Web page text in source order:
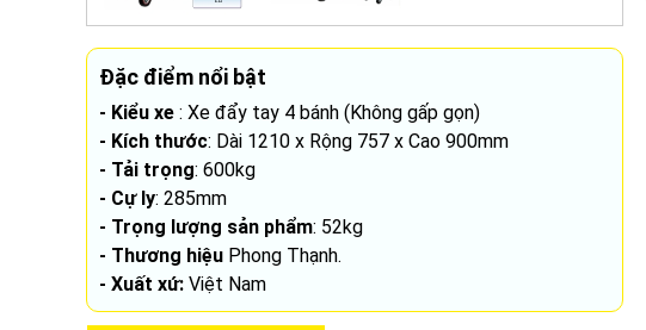
Đặc điểm nổi bật
- Kiểu xe : Xe đẩy tay 4 bánh (Không gấp gọn)
- Kích thước: Dài 1210 x Rộng 757 x Cao 900mm
- Tải trọng: 600kg
- Cự ly: 285mm
- Trọng lượng sản phẩm: 52kg
- Thương hiệu Phong Thạnh.
- Xuất xứ: Việt Nam